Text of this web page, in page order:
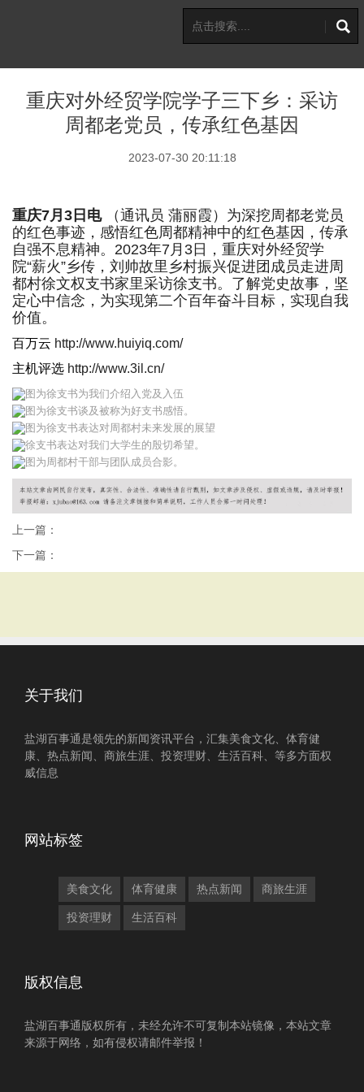
重庆对外经贸学院学子三下乡：采访
周都老党员，传承红色基因
2023-07-30 20:11:18
重庆7月3日电（通讯员 蒲丽霞）为深挖周都老党员
的红色事迹，感悟红色周都精神中的红色基因，传承
自强不息精神。2023年7月3日，重庆对外经贸学
院“薪火”乡传，刘帅故里乡村振兴促进团成员走进周
都村徐文权支书家里采访徐支书。了解党史故事，坚
定心中信念，为实现第二个百年奋斗目标，实现自我
价值。
百万云 http://www.huiyiq.com/
主机评选 http://www.3il.cn/
图为徐支书为我们介绍入党及入伍
图为徐支书谈及被称为好支书感悟。
图为徐支书表达对周都村未来发展的展望
徐支书表达对我们大学生的殷切希望。
图为周都村干部与团队成员合影。
上一篇：
下一篇：
关于我们
盐湖百事通是领先的新闻资讯平台，汇集美食文化、体育健
康、热点新闻、商旅生涯、投资理财、生活百科、等多方面权
威信息
网站标签
美食文化 体育健康 热点新闻 商旅生涯
投资理财 生活百科
版权信息
盐湖百事通版权所有，未经允许不可复制本站镜像，本站文章
来源于网络，如有侵权请邮件举报！